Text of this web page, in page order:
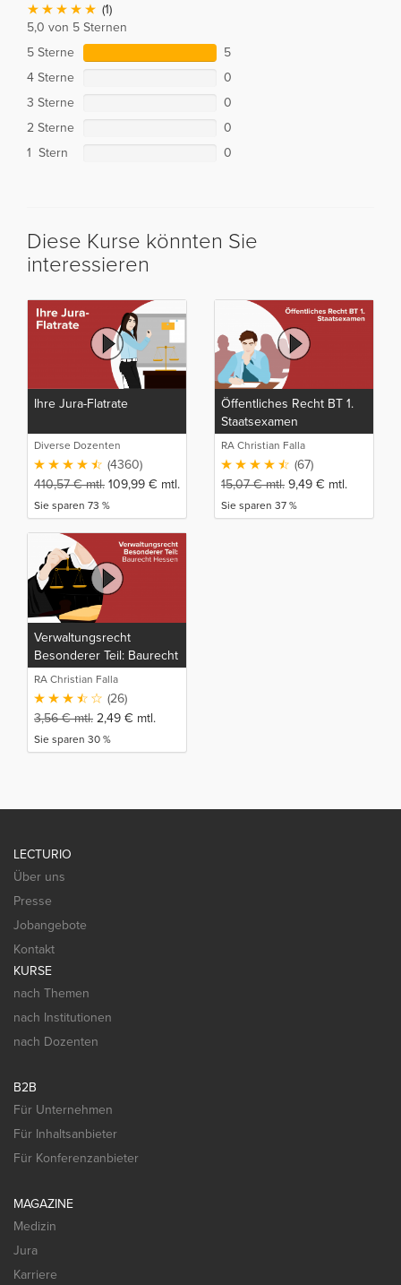
(1)
5,0 von 5 Sternen
5 Sterne
5
4 Sterne
0
3 Sterne
0
2 Sterne
0
1 Stern
0
Diese Kurse könnten Sie
interessieren
Ihre Jura-Flatrate
Diverse Dozenten
(4360)
410,57€mtl. 109,99 € mtl.
Sie sparen 73 %
Öffentliches Recht BT 1.
Staatsexamen
RA Christian Falla
(67)
15,07€mtl. 9,49 € mtl.
Sie sparen 37 %
Verwaltungsrecht
Besonderer Teil: Baurecht
Hessen
RA Christian Falla
(26)
3,56€mtl. 2,49 € mtl.
Sie sparen 30 %
LECTURIO
Über uns
Presse
Jobangebote
Kontakt
KURSE
nach Themen
nach Institutionen
nach Dozenten
B2B
Für Unternehmen
Für Inhaltsanbieter
Für Konferenzanbieter
MAGAZINE
Medizin
Jura
Karriere